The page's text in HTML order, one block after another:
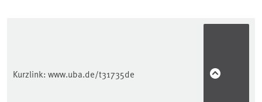
Kurzlink: www.uba.de/t31735de